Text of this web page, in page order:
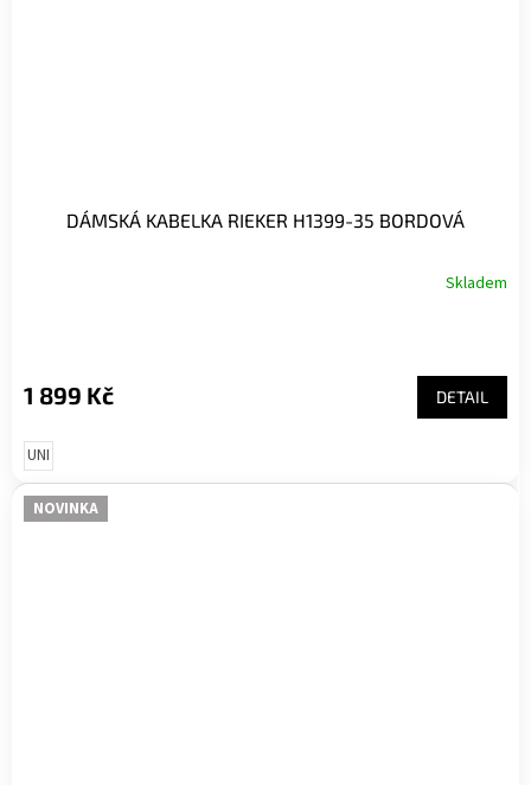
DÁMSKÁ KABELKA RIEKER H1399-35 BORDOVÁ
Skladem
1 899 Kč DETAIL
UNI
NOVINKA